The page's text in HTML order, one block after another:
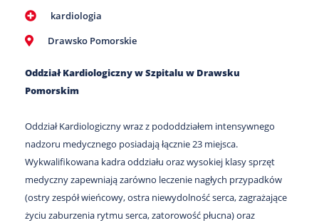
kardiologia
Drawsko Pomorskie
Oddział Kardiologiczny w Szpitalu w Drawsku
Pomorskim
Oddział Kardiologiczny wraz z pododdziałem intensywnego
nadzoru medycznego posiadają łącznie 23 miejsca.
Wykwalifikowana kadra oddziału oraz wysokiej klasy sprzęt
medyczny zapewniają zarówno leczenie nagłych przypadków
(ostry zespół wieńcowy, ostra niewydolność serca, zagrażające
życiu zaburzenia rytmu serca, zatorowość płucna) oraz